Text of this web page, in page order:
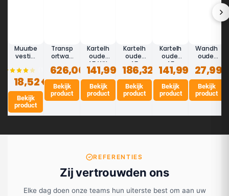
Muurbe
vestigi
trekba
nd
Potelet
®
18,52 €
Bekijk
product
Transp
ortwag
afzetp
alen
(16
palen)
626,00 €
Bekijk
product
Kartelh
ouder
A5 Wit
- LINE
Serie
141,99 €
Bekijk
product
Kartelh
ouder
A5
Gebors
teld
Inox -
LINE
Serie
186,32 €
Bekijk
product
Kartelh
ouder
A5
Zilvergr
ijs -
LINE
Serie
141,99 €
Bekijk
product
Wandh
ouder
afzetk
oord
"Rope"
-
Verchro
27,99
Bekijk
product
REFERENTIES
Zij vertrouwden ons
Elke dag doen onze teams hun uiterste best om aan uw